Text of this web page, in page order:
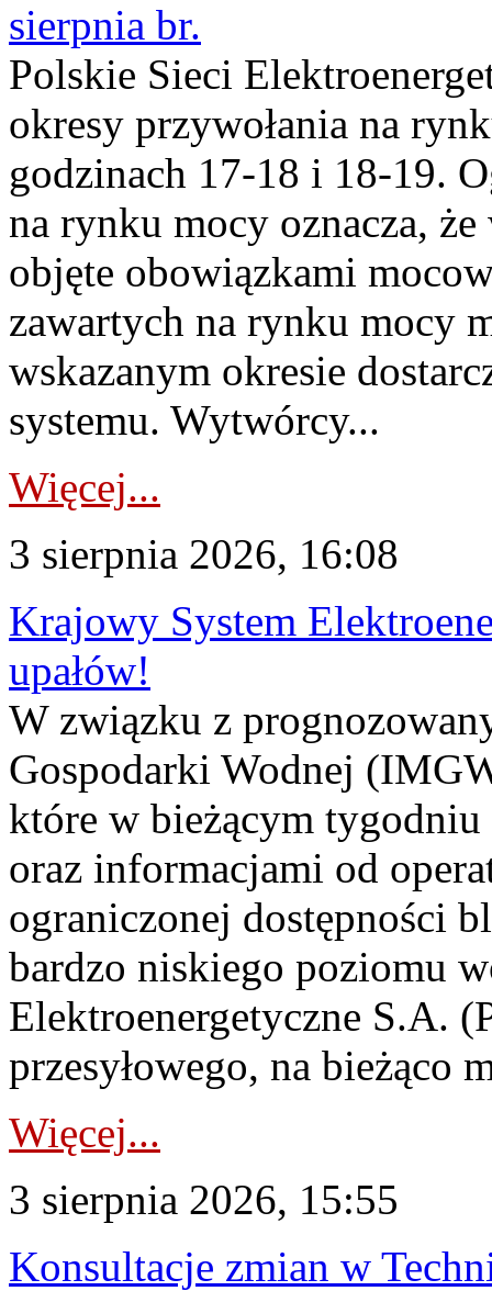
sierpnia br.
Polskie Sieci
okresy przywołania na
godzinach 17-18 i 18-19.
na rynku mocy oznacza,
objęte obowiązkami
zawartych na rynku mocy
wskazanym okresie
systemu. Wytwórcy...
Więcej...
3 sierpnia 2026, 16:08
Krajowy System
upałów!
W związku z
Gospodarki Wodnej
które w bieżącym tygodniu
oraz informacjami od
ograniczonej dostępności
bardzo niskiego poziomu
Elektroenergetyczne S.A.
przesyłowego, na bieżąco
Więcej...
3 sierpnia 2026, 15:55
Konsultacje zmian w